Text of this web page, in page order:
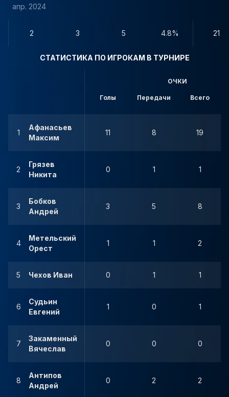
апр. 2024
2 3 5 4.8% 21
СТАТИСТИКА ПО ИГРОКАМ В ТУРНИРЕ
ОЧКИ
Голы Передачи Всего
1
Афанасьев
Максим
11 8 19
2
Грязев
Никита
0 1 1
3
Бобков
Андрей
3 5 8
4
Метельский
Орест
1 1 2
5 Чехов Иван 0 1 1
6
Судьин
Евгений
1 0 1
7
Закаменный
Вячеслав
0 0 0
8
Антипов
Андрей
0 2 2